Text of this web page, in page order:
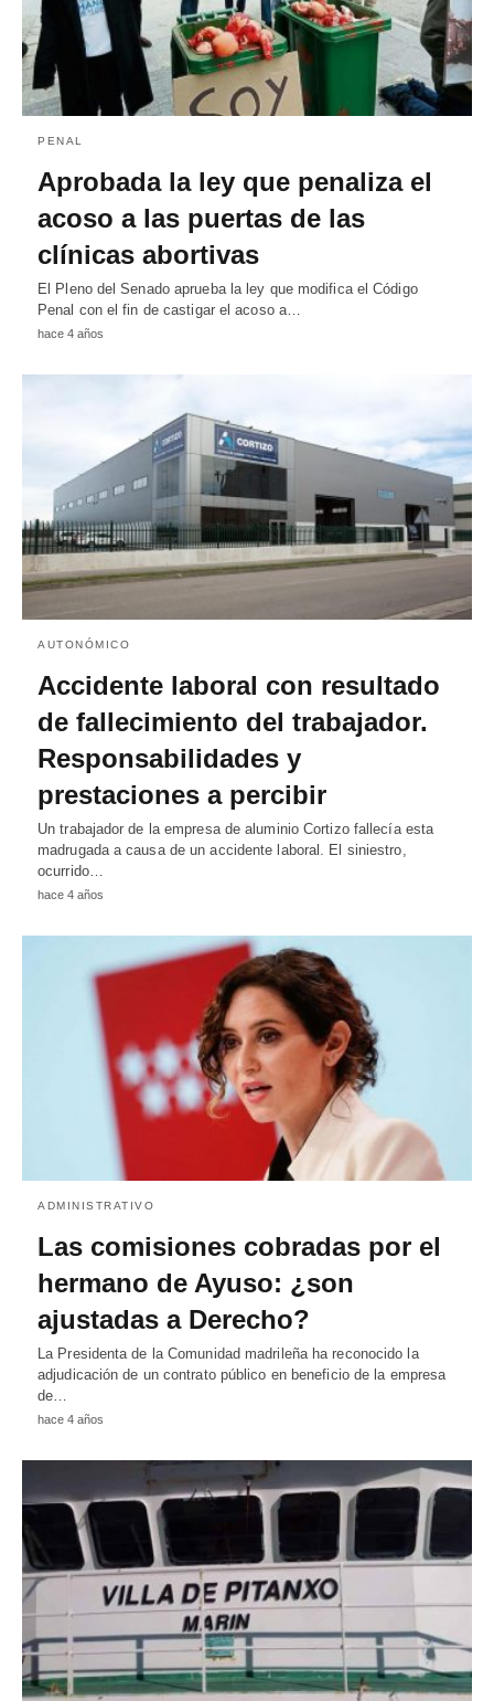
PENAL
Aprobada la ley que penaliza el
acoso a las puertas de las
clínicas abortivas
El Pleno del Senado aprueba la ley que modifica el Código
Penal con el fin de castigar el acoso a…
hace 4 años
AUTONÓMICO
Accidente laboral con resultado
de fallecimiento del trabajador.
Responsabilidades y
prestaciones a percibir
Un trabajador de la empresa de aluminio Cortizo fallecía esta
madrugada a causa de un accidente laboral. El siniestro,
ocurrido…
hace 4 años
ADMINISTRATIVO
Las comisiones cobradas por el
hermano de Ayuso: ¿son
ajustadas a Derecho?
La Presidenta de la Comunidad madrileña ha reconocido la
adjudicación de un contrato público en beneficio de la empresa
de…
hace 4 años